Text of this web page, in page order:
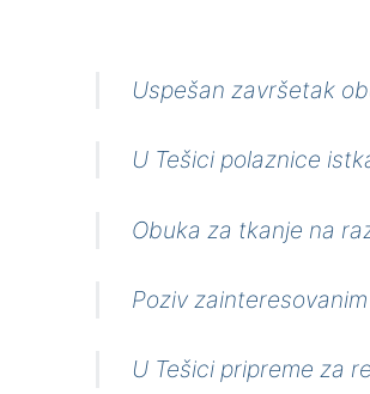
Uspešan završetak
U Tešici polaznice
Obuka za tkanje na
Poziv
U Tešici pripreme za